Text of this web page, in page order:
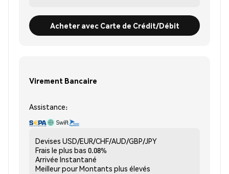
Acheter avec Carte de Crédit/Débit
Virement Bancaire
Assistance:
Devises USD/EUR/CHF/AUD/GBP/JPY
Frais le plus bas 0.08%
Arrivée Instantané
Meilleur pourMontants plus élevés